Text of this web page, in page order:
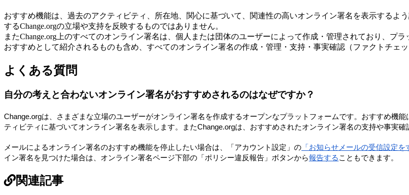
おすすめ機能は 過去のアクテ ィ ビテ ィ 所在地 関心に基づいて 関連性の高いオンライ ン署名 を表示する よ う
するChange.orgの立場や支持を反 映する ものではあ り ま せん。
ま たChange.org 上のすべてのオンライ ン署名は 個 人 ま たは団体のユーザーに よ って作成 ・ 管理されてお り プラ
おすすめと して紹介される ものも含め すべてのオンライ ン署名の作成 ・ 管理 ・ 支持 ・ 事実確認 （フ ァク ト チ ェ ッ
よ く ある質問
自分の考え と合わないオンライン署名がおすすめされるのはなぜですか？
Change.orgは さ ま ざま な立場のユーザーがオンライ ン署名 を作成するオープンなプラ ッ ト フ ォー ムです。 おすすめ機能
テ ィ ビテ ィ に基づいてオンライ ン署名 を表示し ます。 ま たChange.orgは おすすめされたオンライ ン署名の支持や事実確
メ ールに よ るオンライ ン署名のおすすめ機能を停止 したい場合は 「 アカウ ン ト設定 」 の 「 お知らせ メ ールの受信設定を
イ ン署名 を 見つけた場合は オンライ ン署名ページ下部の 「 ポ リ シー違反報告 」 ボタ ンから報告する こ と もでき ます。
関連記事